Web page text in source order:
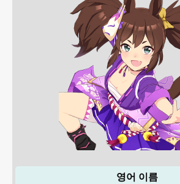
영어 이름